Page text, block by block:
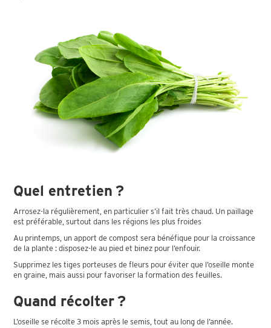
Quel entretien ?
Arrosez-la régulièrement, en particulier s’il fait très chaud. Un paillage
est préférable, surtout dans les régions les plus froides
Au printemps, un apport de compost sera bénéfique pour la croissance
de la plante : disposez-le au pied et binez pour l’enfouir.
Supprimez les tiges porteuses de fleurs pour éviter que l’oseille monte
en graine, mais aussi pour favoriser la formation des feuilles.
Quand récolter ?
L’oseille se récolte 3 mois après le semis, tout au long de l’année.